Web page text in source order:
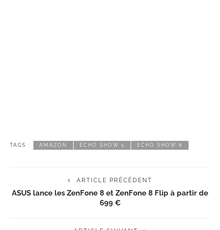
TAGS : AMAZON ECHO SHOW 5 ECHO SHOW 8
ARTICLE PRÉCÉDENT
ASUS lance les ZenFone 8 et ZenFone 8 Flip à partir de
699 €